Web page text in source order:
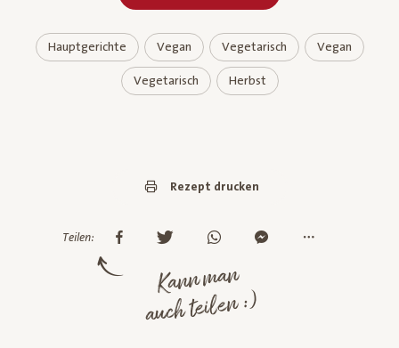
Hauptgerichte Vegan Vegetarisch Vegan
Vegetarisch Herbst
Rezept drucken
Teilen:
Kann man
auch teilen :)